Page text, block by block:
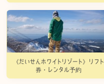
《だいせんホワイトリゾート》リフト
券・レンタル予約